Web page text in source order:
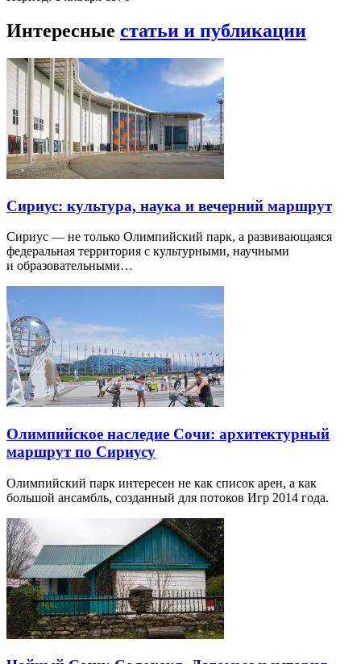
Интересные статьи и публикации
Сириус: культура, наука и вечерний маршрут
Сириус — не только Олимпийский парк, а развивающаяся
федеральная территория с культурными, научными
и образовательными…
Олимпийское наследие Сочи: архитектурный
маршрут по Сириусу
Олимпийский парк интересен не как список арен, а как
большой ансамбль, созданный для потоков Игр 2014 года.